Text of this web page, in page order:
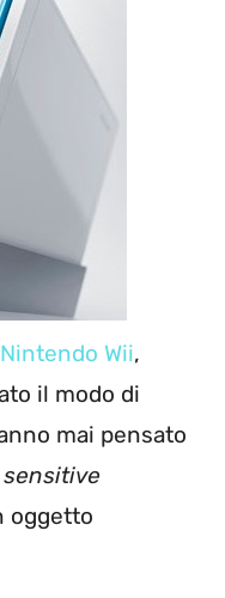
Nintendo Wii,
il modo di
mai pensato
oggetto